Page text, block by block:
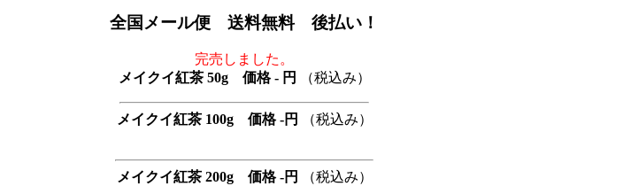
全国メール便 送料無料 後払い！
完売しました。
メイクイ紅茶 50g 価格 - 円
（税込み）
メイクイ紅茶 100g 価格 -円 （税込み）
メイクイ紅茶 200g 価格 -円 （税込み）